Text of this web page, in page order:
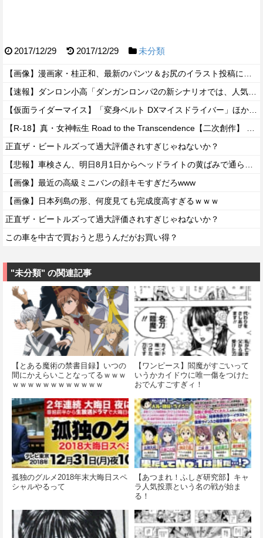
2017/12/29 2017/12/29 未分類
正直ザ・ビートルズって過大評価されすぎじゃねないか？
【画像】最近の高級ミニバンの顔キモすぎだろwww
【画像】日本列島の形、何度見ても完成度高すぎるｗｗｗ
正直ザ・ビートルズって過大評価されすぎじゃねないか？
この車を中古で買おうと思うんだがお買い得？
"未分類" の関連記事
【とある魔術の禁書目録】いつの
間にかえらいことなってるｗｗｗ
ｗｗｗｗｗｗｗｗｗｗｗｗ
【ワンピース】閻魔がすごいって
いうかカイドウに唯一傷をつけた
おでんすごすぎィ！
孤独のグルメ2018年末大晦日スペ
シャルやるって
【あつまれ！ふしぎ研究部】キャ
ラ人気投票という名の戦が始ま
る！